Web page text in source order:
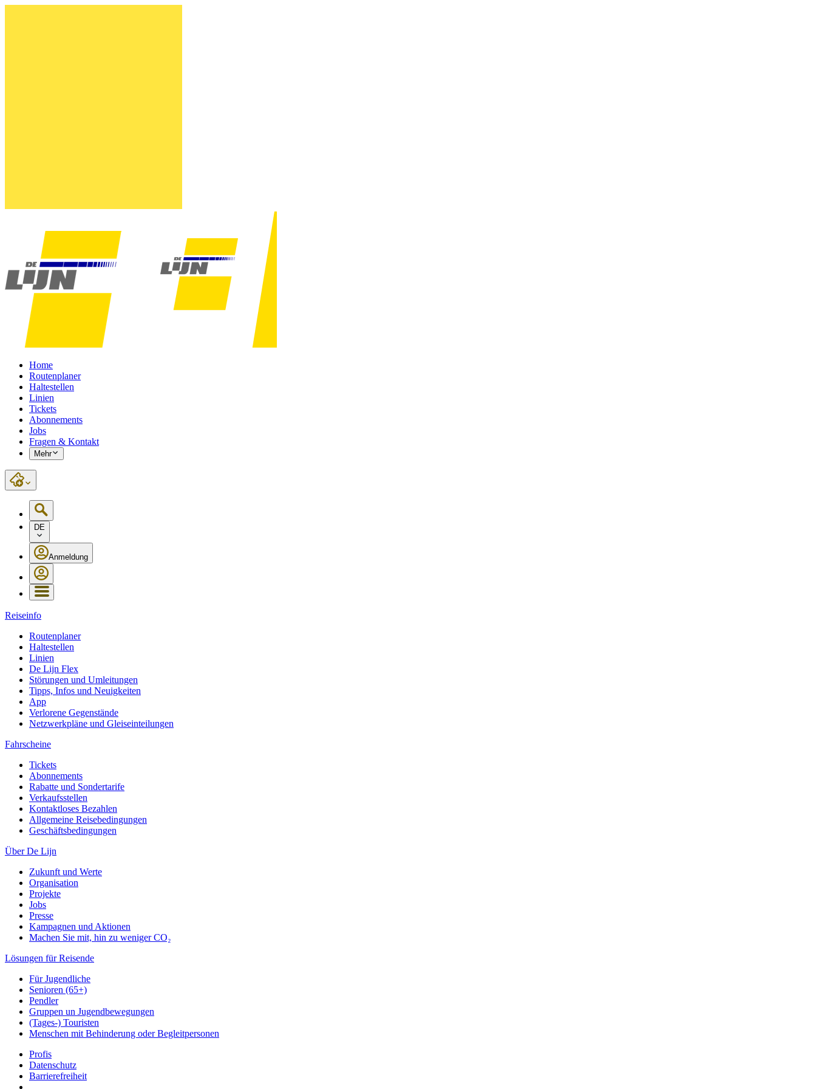
Home
Routenplaner
Haltestellen
Linien
Tickets
Abonnements
Jobs
Fragen & Kontakt
Mehr
DE
Anmeldung
Reiseinfo
Routenplaner
Haltestellen
Linien
De Lijn Flex
Störungen und Umleitungen
Tipps, Infos und Neuigkeiten
App
Verlorene Gegenstände
Netzwerkpläne und Gleiseinteilungen
Fahrscheine
Tickets
Abonnements
Rabatte und Sondertarife
Verkaufsstellen
Kontaktloses Bezahlen
Allgemeine Reisebedingungen
Geschäftsbedingungen
Über De Lijn
Zukunft und Werte
Organisation
Projekte
Jobs
Presse
Kampagnen und Aktionen
Machen Sie mit, hin zu weniger CO₂
Lösungen für Reisende
Für Jugendliche
Senioren (65+)
Pendler
Gruppen un Jugendbewegungen
(Tages-) Touristen
Menschen mit Behinderung oder Begleitpersonen
Profis
Datenschutz
Barrierefreiheit